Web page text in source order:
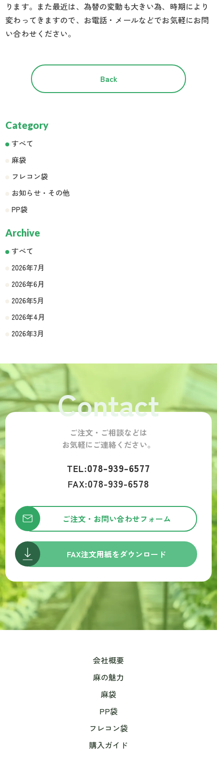
Category
すべて
麻袋
フレコン袋
お知らせ・その他
PP袋
Archive
すべて
2026年7月
2026年6月
2026年5月
2026年4月
2026年3月
ります。また最近は、為替の変動も大きい為、時期により
変わってきますので、お電話・メールなどでお気軽にお問
い合わせください。
Back
Contact
ご注文・ご相談などは
お気軽にご連絡ください。
TEL:078-939-6577
FAX:078-939-6578
ご注文・お問い合わせフォーム
FAX注文用紙をダウンロード
会社概要
麻の魅力
麻袋
PP袋
フレコン袋
購入ガイド